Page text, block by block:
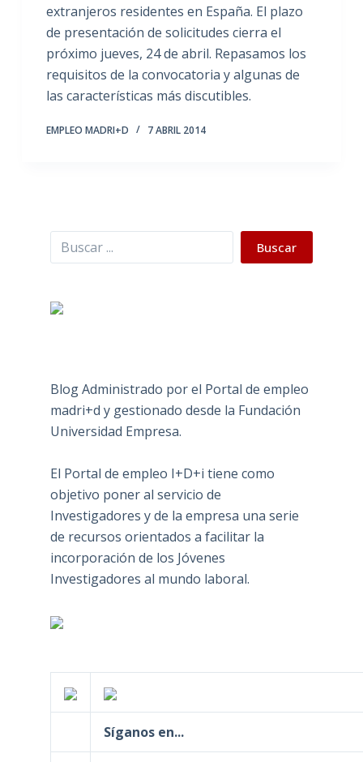
extranjeros residentes en España. El plazo
de presentación de solicitudes cierra el
próximo jueves, 24 de abril. Repasamos los
requisitos de la convocatoria y algunas de
las características más discutibles.
EMPLEO MADRI+D 7 ABRIL 2014
Buscar Buscar
Blog Administrado por el Portal de empleo
madri+d y gestionado desde la Fundación
Universidad Empresa.
El Portal de empleo I+D+i tiene como
objetivo poner al servicio de
Investigadores y de la empresa una serie
de recursos orientados a facilitar la
incorporación de los Jóvenes
Investigadores al mundo laboral.
Síganos en...